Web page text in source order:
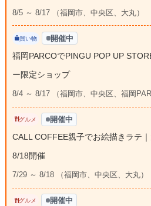
8/5 ～ 8/17 （福岡市、中央区、大丸）
買い物 開催中
福岡PARCOでPINGU POP UP
ー限定ショップ
8/4 ～ 8/17 （福岡市、中央区、福岡
グルメ 開催中
CALL COFFEE親子でお絵描きラテ
8/18開催
7/29 ～ 8/18 （福岡市、中央区、大丸）
グルメ 開催中